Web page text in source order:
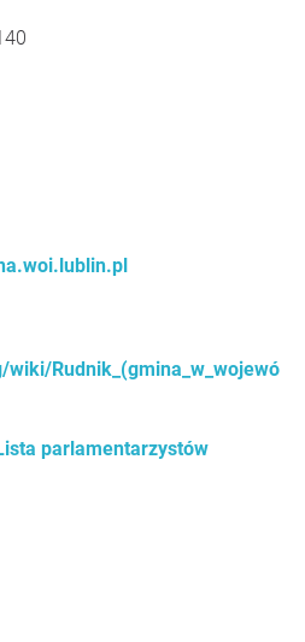
Rudnik_(gmina_w_wojewó
parlamentarzystów